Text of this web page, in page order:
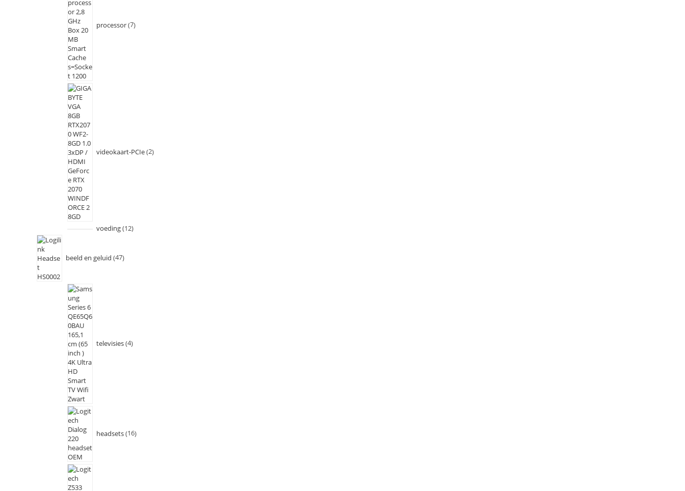
processor 7
videokaart-PCIe 2
voeding 12
beeld en geluid 47
televisies 4
headsets 16